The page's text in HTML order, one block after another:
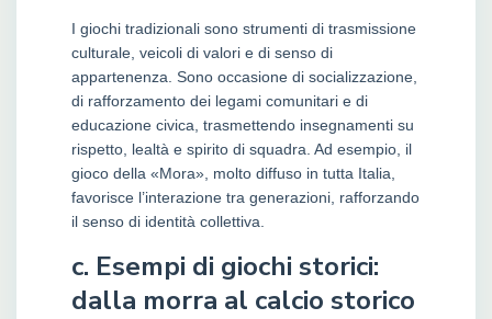
I giochi tradizionali sono strumenti di trasmissione
culturale, veicoli di valori e di senso di
appartenenza. Sono occasione di socializzazione,
di rafforzamento dei legami comunitari e di
educazione civica, trasmettendo insegnamenti su
rispetto, lealtà e spirito di squadra. Ad esempio, il
gioco della «Mora», molto diffuso in tutta Italia,
favorisce l’interazione tra generazioni, rafforzando
il senso di identità collettiva.
c. Esempi di giochi storici:
dalla morra al calcio storico